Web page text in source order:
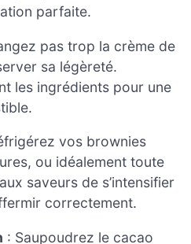
parfaite.
pas trop la crème de
sa légèreté.
les ingrédients pour une
vos brownies
ou idéalement toute
saveurs de s’intensifier
correctement.
: Saupoudrez le cacao